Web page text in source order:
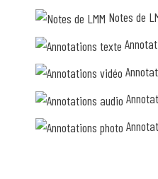
C11. mais pense à toutes
D11. Oh, Marilla, j’avais
Notes de